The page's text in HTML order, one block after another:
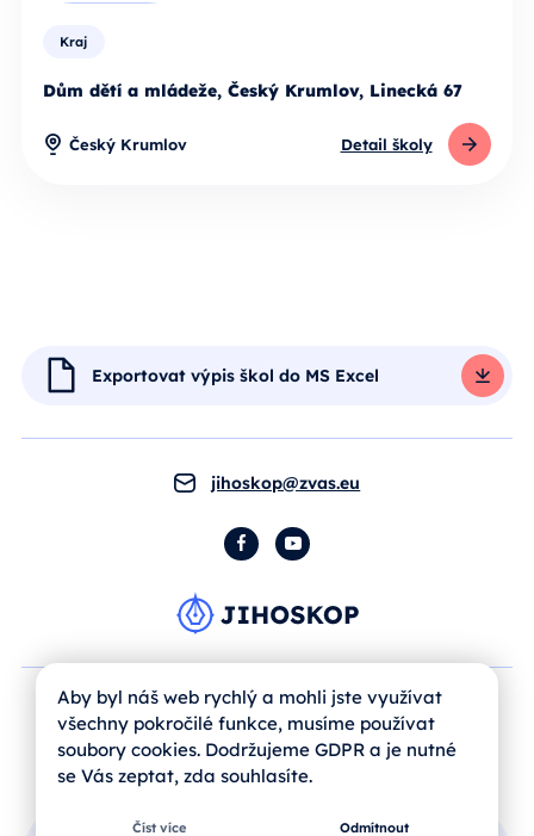
Kraj
Dům dětí a mládeže, Český Krumlov, Linecká 67
Český Krumlov Detail školy
Exportovat výpis škol do MS Excel
jihoskop@zvas.eu
FacebookYouTube
Aby byl náš web rychlý a mohli jste využívat
všechny pokročilé funkce, musíme používat
soubory cookies. Dodržujeme GDPR a je nutné
se Vás zeptat, zda souhlasíte.
Číst více Odmítnout